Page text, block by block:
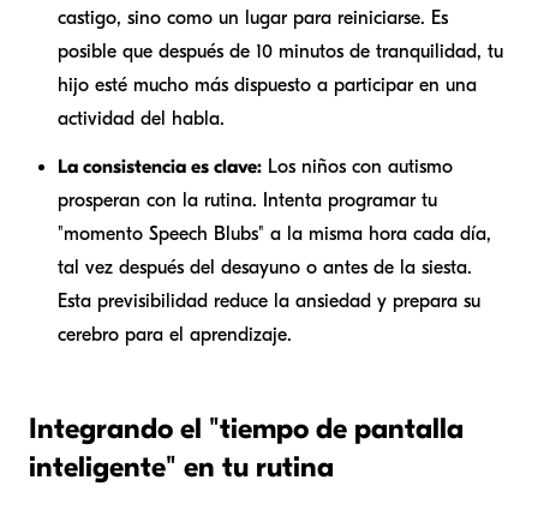
castigo, sino como un lugar para reiniciarse. Es
posible que después de 10 minutos de tranquilidad, tu
hijo esté mucho más dispuesto a participar en una
actividad del habla.
La consistencia es clave: Los niños con autismo
prosperan con la rutina. Intenta programar tu
"momento Speech Blubs" a la misma hora cada día,
tal vez después del desayuno o antes de la siesta.
Esta previsibilidad reduce la ansiedad y prepara su
cerebro para el aprendizaje.
Integrando el "tiempo de pantalla
inteligente" en tu rutina